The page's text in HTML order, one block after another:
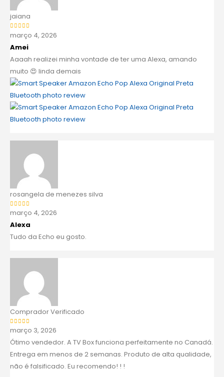
jaiana
Avaliação 5de 5
março 4, 2026
Amei
Aaaah realizei minha vontade de ter uma Alexa, amando
muito 😍 linda demais
rosangela de menezes silva
Avaliação 5de 5
março 4, 2026
Alexa
Tudo da Echo eu gosto.
Comprador Verificado
Avaliação 5de 5
março 3, 2026
Ótimo vendedor. A TV Box funciona perfeitamente no Canadá.
Entrega em menos de 2 semanas. Produto de alta qualidade,
não é falsificado. Eu recomendo! ! !